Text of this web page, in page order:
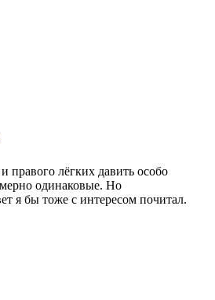
правого лёгких давить особо
одинаковые. Но
я бы тоже с интересом почитал.